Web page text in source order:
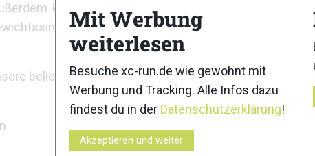
können beim winterlichen Alternativtraining
und die Koordination geschult werden und
beliebtesten Alternativsportarten im Winter
Mit Werbung
weiterlesen
Besuche xc-run.de wie gewohnt mit
Werbung und Tracking. Alle Infos dazu
findest du in der Datenschutzerklärung!
Akzeptieren und weiter